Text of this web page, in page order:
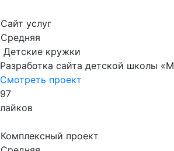
Сайт услуг
Средняя
Детские кружки
Разработка сайта детской школы
Смотреть проект
97
лайков
Комплексный проект